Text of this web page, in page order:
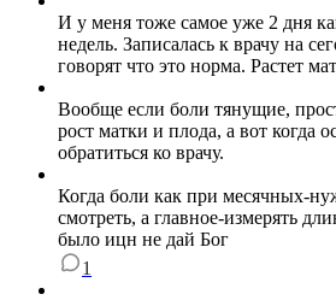
И у меня тоже самое уже 2 дня
недель. Записалась к врачу на
говорят что это норма. Растет
Вообще если боли тянущие,
рост матки и плода, а вот когда
обратиться ко врачу.
Когда боли как при месячных-
смотреть, а главное-измерять
было ицн не дай Бог
1